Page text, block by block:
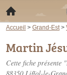
Accueil > Grand-Est >
Martin
Cette fiche présente